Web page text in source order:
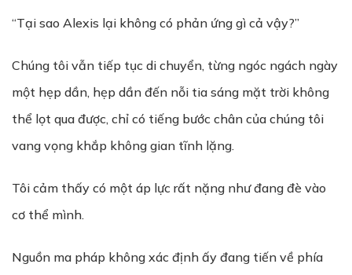
“Tại sao Alexis lại không có phản ứng gì cả vậy?”
Chúng tôi vẫn tiếp tục di chuyển, từng ngóc ngách ngày
một hẹp dần, hẹp dần đến nỗi tia sáng mặt trời không
thể lọt qua được, chỉ có tiếng bước chân của chúng tôi
vang vọng khắp không gian tĩnh lặng.
Tôi cảm thấy có một áp lực rất nặng như đang đè vào
cơ thể mình.
Nguồn ma pháp không xác định ấy đang tiến về phía